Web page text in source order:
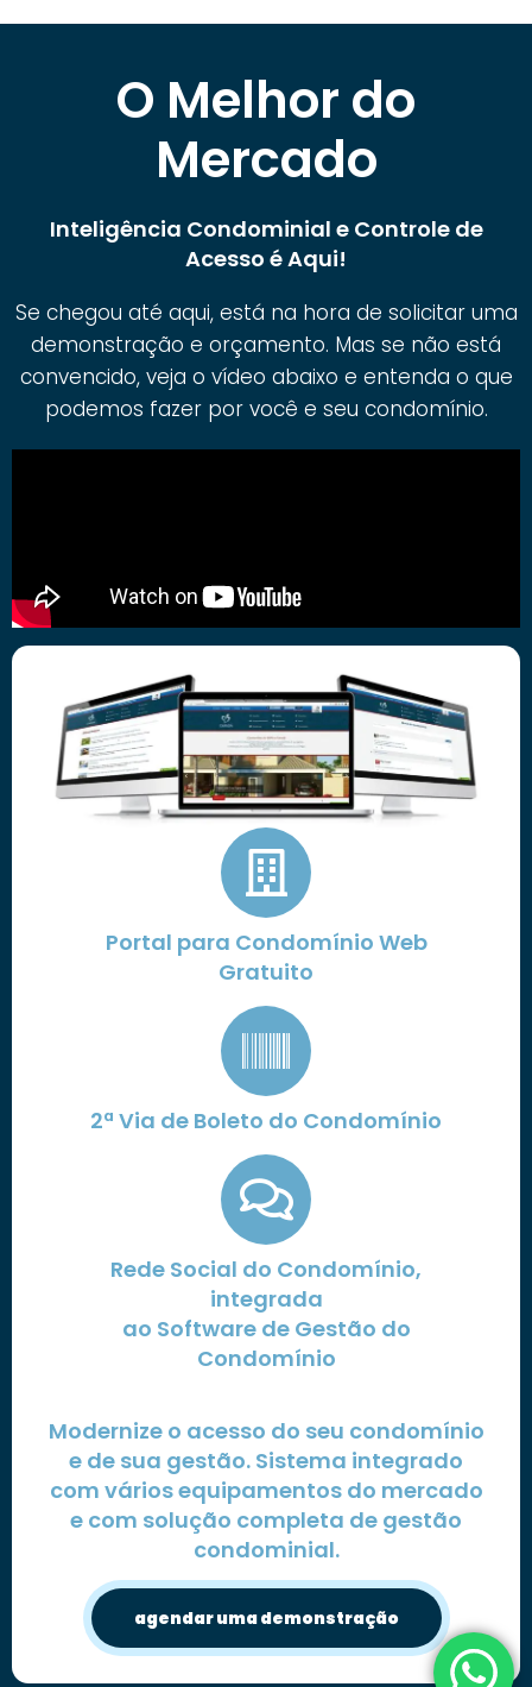
O Melhor do
Mercado
Inteligência Condominial e Controle de
Acesso é Aqui!
Se chegou até aqui, está na hora de solicitar uma
demonstração e orçamento. Mas se não está
convencido, veja o vídeo abaixo e entenda o que
podemos fazer por você e seu condomínio.
Portal para Condomínio Web
Gratuito
2ª Via de Boleto do Condomínio
Rede Social do Condomínio,
integrada
ao Software de Gestão do
Condomínio
Modernize o acesso do seu condomínio
e de sua gestão. Sistema integrado
com vários equipamentos do mercado
e com solução completa de gestão
condominial.
agendar uma demonstração